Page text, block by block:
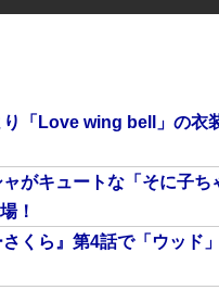
り「Love wing bell」の
がキュートな「そに子
！
さくら』第4話で「ウッ